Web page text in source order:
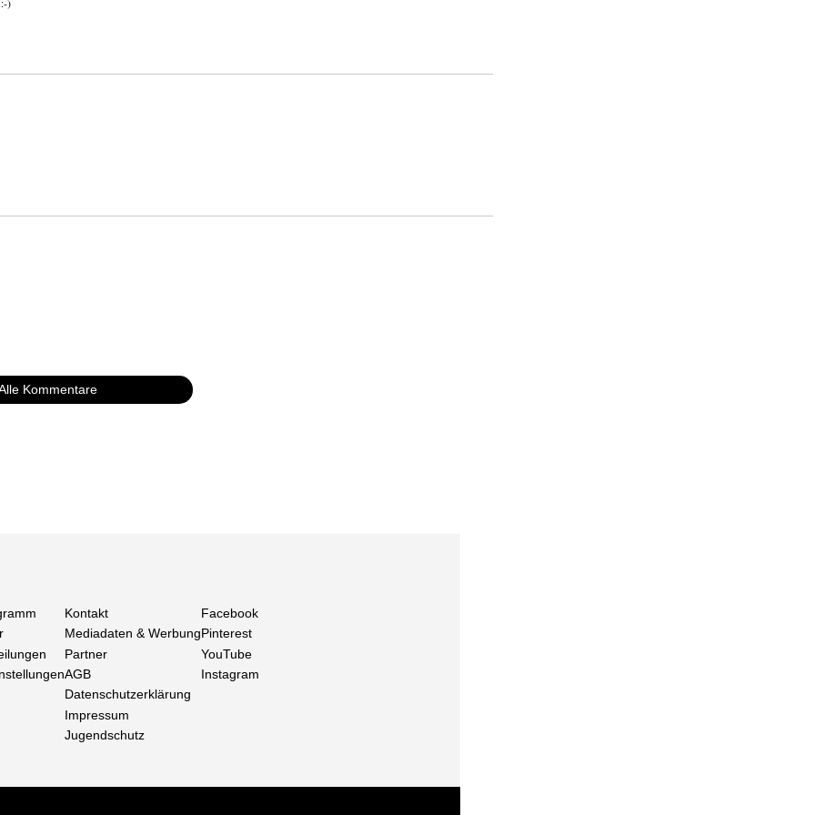
Kommentare
Kontakt
Mediadaten & Werbung
Partner
AGB
Datenschutzerklärung
Impressum
Jugendschutz
Facebook
Pinterest
YouTube
Instagram